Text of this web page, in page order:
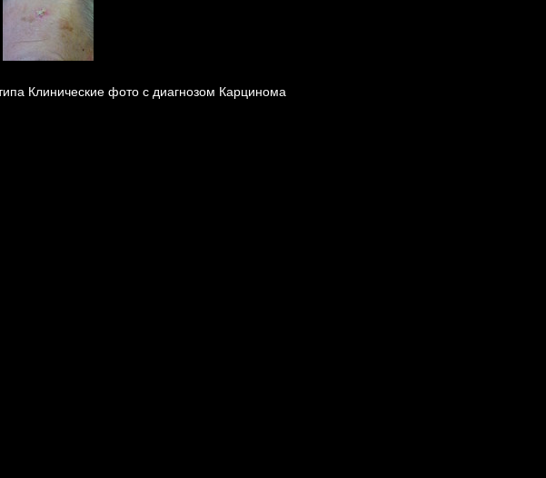
Клинические фото с диагнозом Карцинома